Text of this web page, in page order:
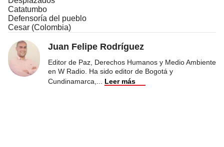
Catatumbo
Defensoría del pueblo
Cesar (Colombia)
Juan Felipe Rodríguez
Editor de Paz, Derechos Humanos y Medio Ambiente
en W Radio. Ha sido editor de Bogotá y
Cundinamarca,
Leer más